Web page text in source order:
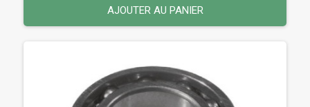
AJOUTER AU PANIER